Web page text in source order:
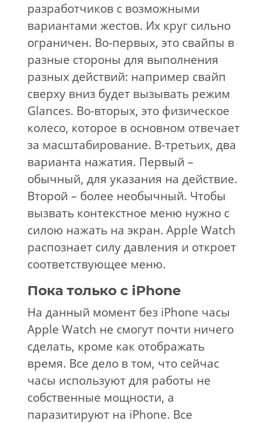
разработчиков с возможными
вариантами жестов. Их круг сильно
ограничен. Во-первых, это свайпы в
разные стороны для выполнения
разных действий: например свайп
сверху вниз будет вызывать режим
Glances. Во-вторых, это физическое
колесо, которое в основном отвечает
за масштабирование. В-третьих, два
варианта нажатия. Первый –
обычный, для указания на действие.
Второй – более необычный. Чтобы
вызвать контекстное меню нужно с
силою нажать на экран. Apple Watch
распознает силу давления и откроет
соответствующее меню.
Пока только с iPhone
На данный момент без iPhone часы
Apple Watch не смогут почти ничего
сделать, кроме как отображать
время. Все дело в том, что сейчас
часы используют для работы не
собственные мощности, а
паразитируют на iPhone. Все